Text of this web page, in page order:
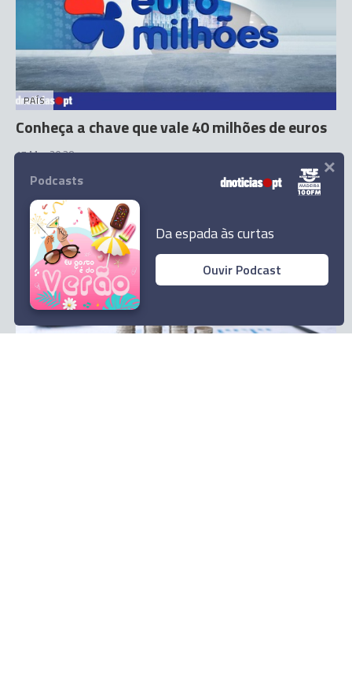
PAÍS
Conheça a chave que vale 40 milhões de euros
17 Mar 20:38
Podcasts
Da espada às curtas
Ouvir Podcast
×